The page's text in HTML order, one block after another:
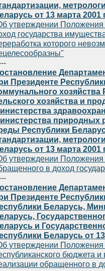
от 13 марта 2001
утверждении Положения
государства
которого
Президенте
хозяйства и
природных
Республики
от 13 марта 2001
утверждении Положения
в доход
Президенте
Беларусь,
и
Беларусь от
утверждении Положения
бюджета
обращенного в